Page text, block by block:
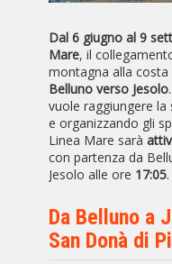
Dal 6 giugno al 9
Mare, il
montagna alla
Belluno verso Jesolo
vuole raggiungere la
e organizzando gli
Linea Mare sarà
con partenza da
Jesolo alle ore 17:05.
Da Belluno a
San Donà di